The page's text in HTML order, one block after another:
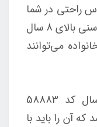
در شما
می‌شود. این محصول مناسب رده سنی بالای 8 سال
می‌توانند
تشک شناور بادی روی آب بزرگسال کد 58883
آن را باید با